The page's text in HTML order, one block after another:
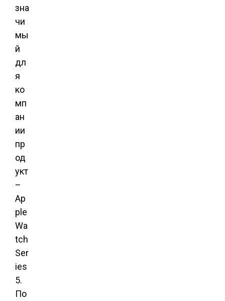
зна
чи
мы
й
дл
я
ко
мп
ан
ии
пр
од
укт
–
Ap
ple
Wa
tch
Ser
ies
5.
По